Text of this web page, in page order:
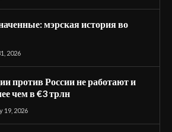
мэрская история во
2026
против России не работают и
чем в €3 трлн
19, 2026